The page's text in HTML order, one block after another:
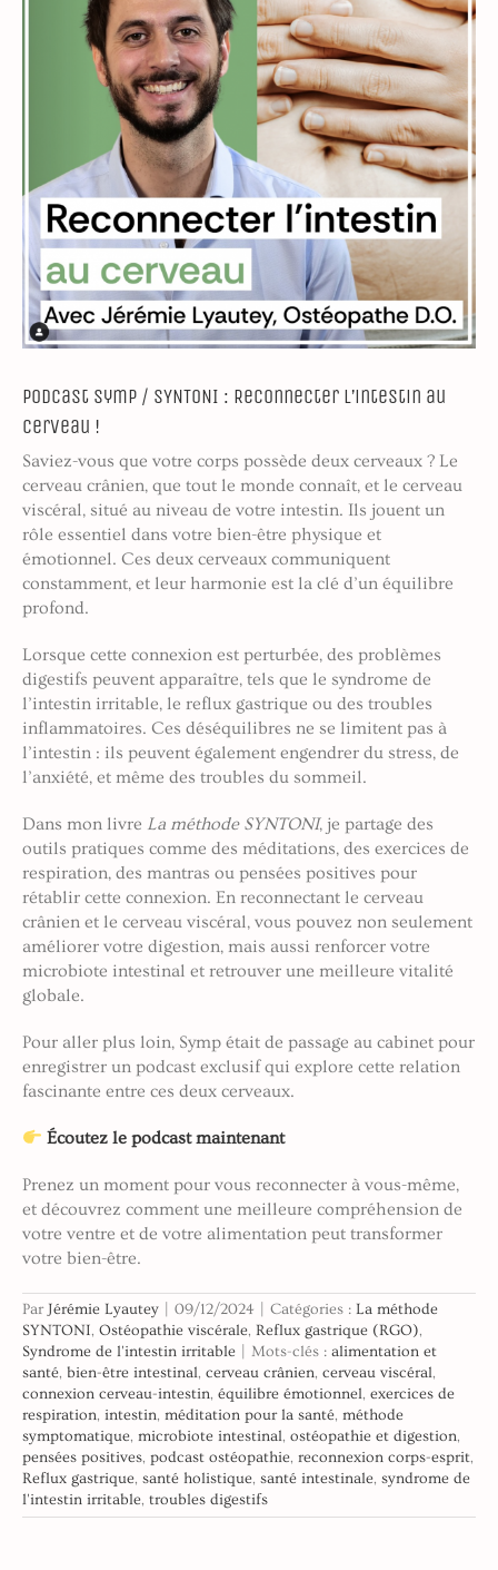
Podcast Symp / SYNTONI : Reconnecter l’intestin au
cerveau !
Saviez-vous que votre corps possède deux cerveaux ? Le
cerveau crânien, que tout le monde connaît, et le cerveau
viscéral, situé au niveau de votre intestin. Ils jouent un
rôle essentiel dans votre bien-être physique et
émotionnel. Ces deux cerveaux communiquent
constamment, et leur harmonie est la clé d’un équilibre
profond.
Lorsque cette connexion est perturbée, des problèmes
digestifs peuvent apparaître, tels que le syndrome de
l’intestin irritable, le reflux gastrique ou des troubles
inflammatoires. Ces déséquilibres ne se limitent pas à
l’intestin : ils peuvent également engendrer du stress, de
l’anxiété, et même des troubles du sommeil.
Dans mon livre La méthode SYNTONI, je partage des
outils pratiques comme des méditations, des exercices de
respiration, des mantras ou pensées positives pour
rétablir cette connexion. En reconnectant le cerveau
crânien et le cerveau viscéral, vous pouvez non seulement
améliorer votre digestion, mais aussi renforcer votre
microbiote intestinal et retrouver une meilleure vitalité
globale.
Pour aller plus loin, Symp était de passage au cabinet pour
enregistrer un podcast exclusif qui explore cette relation
fascinante entre ces deux cerveaux.
Écoutez le podcast maintenant
Prenez un moment pour vous reconnecter à vous-même,
et découvrez comment une meilleure compréhension de
votre ventre et de votre alimentation peut transformer
votre bien-être.
ParJérémie Lyautey 09/12/2024 Catégories : La méthode
SYNTONI, Ostéopathie viscérale, Reflux gastrique (RGO),
Syndrome de l'intestin irritable
Mots-clés : alimentation et
santé, bien-être intestinal, cerveau crânien, cerveau viscéral,
connexion cerveau-intestin, équilibre émotionnel, exercices de
respiration, intestin, méditation pour la santé, méthode
symptomatique, microbiote intestinal, ostéopathie et digestion,
pensées positives, podcast ostéopathie, reconnexion corps-esprit,
Reflux gastrique, santé holistique, santé intestinale, syndrome de
l'intestin irritable, troubles digestifs